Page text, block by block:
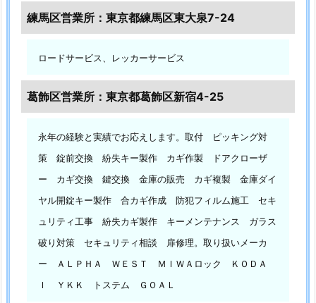
ー
ス
ル
錠
深
対
応
1.
練馬区営業所：東京都練馬区東大泉7-24
ロードサービス、レッカーサービス
葛飾区営業所：東京都葛飾区新宿4-25
永年の経験と実績でお応えします。取付 ピッキング対
策 錠前交換 紛失キー製作 カギ作製 ドアクローザ
ー カギ交換 鍵交換 金庫の販売 カギ複製 金庫ダイ
ヤル開錠キー製作 合カギ作成 防犯フィルム施工 セキ
ュリティ工事 紛失カギ製作 キーメンテナンス ガラス
破り対策 セキュリティ相談 扉修理。取り扱いメーカ
ー ＡＬＰＨＡ ＷＥＳＴ ＭＩＷＡロック ＫＯＤＡ
Ｉ ＹＫＫ トステム ＧＯＡＬ